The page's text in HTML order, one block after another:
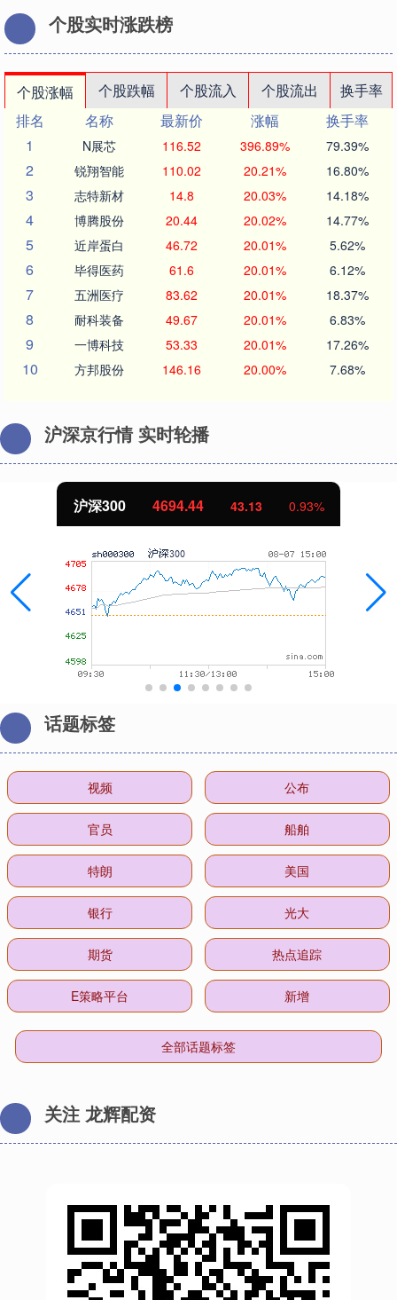
个股实时涨跌榜
个股涨幅 个股跌幅 个股流入 个股流出
换手率
排名
名称 最新价 涨幅
换手率
1
N展芯 116.52 396.89% 79.39%
2 锐翔智能 110.02 20.21% 16.80%
3 志特新材 14.8 20.03% 14.18%
4 博腾股份 20.44 20.02% 14.77%
5 近岸蛋白 46.72 20.01% 5.62%
6 毕得医药 61.6 20.01% 6.12%
7 五洲医疗 83.62 20.01% 18.37%
8 耐科装备 49.67 20.01% 6.83%
9 一博科技 53.33 20.01% 17.26%
10 方邦股份 146.16 20.00% 7.68%
沪深京行情 实时轮播
沪深300 4694.44 43.13 0.93%
话题标签
视频 公布
官员 船舶
特朗 美国
银行 光大
期货 热点追踪
E策略平台 新增
全部话题标签
关注 龙辉配资